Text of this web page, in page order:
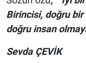
Birincisi, doğru bir
doğru insan
Sevda ÇEVİK